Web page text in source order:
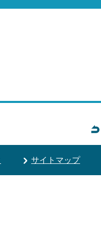
サイトマップ